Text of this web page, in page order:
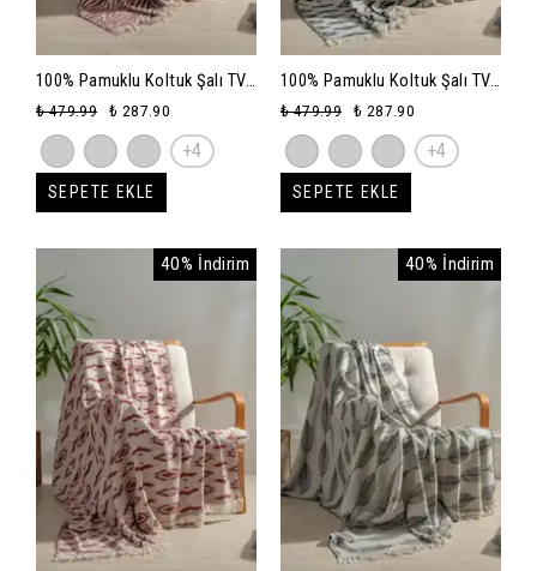
100% Pamuklu Koltuk Şalı TV
Battaniyesi,130x170 cm
Yüksek Kaliteli Pamuklu
Kumaş - bordo-zebra
₺ 479.99 ₺ 287.90
+4
SEPETE EKLE
100% Pamuklu Koltuk Şalı TV
Battaniyesi,130x170 cm
Yüksek Kaliteli Pamuklu
Kumaş - siyah-reflaction
₺ 479.99 ₺ 287.90
+4
SEPETE EKLE
40% İndirim 40% İndirim